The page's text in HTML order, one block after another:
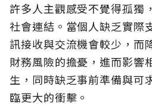
許多人主觀感受不覺得孤獨
社會連結。當個人缺乏實際
訊接收與交流機會較少，而
財務風險的擔憂，進而影響
生，同時缺乏事前準備與可
臨更大的衝擊。